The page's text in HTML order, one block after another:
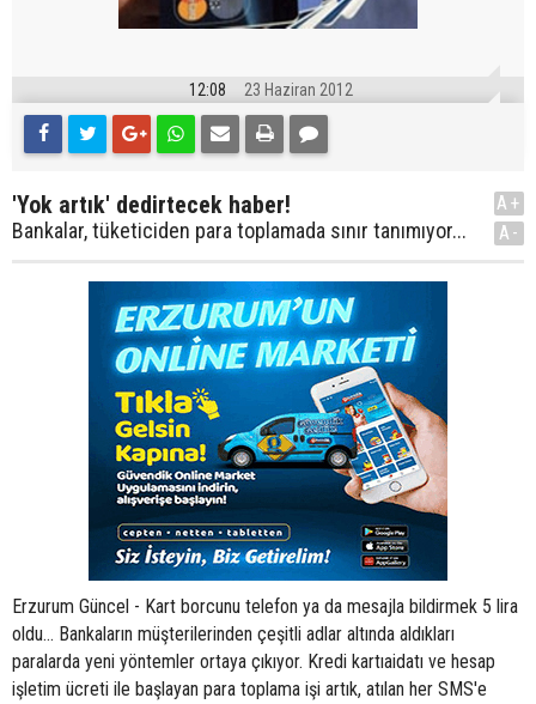
12:08 23 Haziran 2012
'Yok artık' dedirtecek haber!
Bankalar, tüketiciden para toplamada sınır tanımıyor...
A+
A-
Erzurum Güncel - Kart borcunu telefon ya da mesajla bildirmek 5 lira
oldu... Bankaların müşterilerinden çeşitli adlar altında aldıkları
paralarda yeni yöntemler ortaya çıkıyor. Kredi kartıaidatı ve hesap
işletim ücreti ile başlayan para toplama işi artık, atılan her SMS'e